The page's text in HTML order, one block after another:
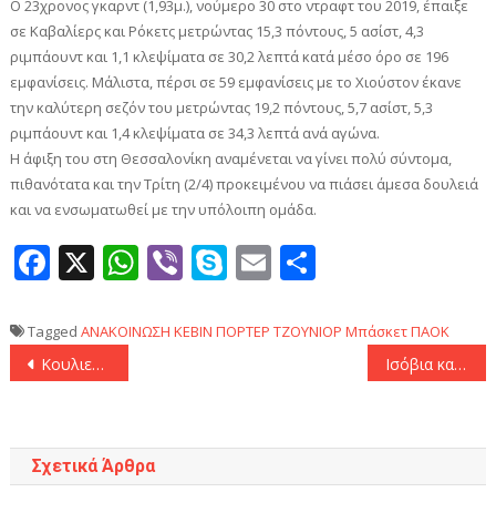
O 23χρονος γκαρντ (1,93μ.), νούμερο 30 στο ντραφτ του 2019, έπαιξε
σε Καβαλίερς και Ρόκετς μετρώντας 15,3 πόντους, 5 ασίστ, 4,3
ριμπάουντ και 1,1 κλεψίματα σε 30,2 λεπτά κατά μέσο όρο σε 196
εμφανίσεις. Μάλιστα, πέρσι σε 59 εμφανίσεις με το Χιούστον έκανε
την καλύτερη σεζόν του μετρώντας 19,2 πόντους, 5,7 ασίστ, 5,3
ριμπάουντ και 1,4 κλεψίματα σε 34,3 λεπτά ανά αγώνα.
H άφιξη του στη Θεσσαλονίκη αναμένεται να γίνει πολύ σύντομα,
πιθανότατα και την Τρίτη (2/4) προκειμένου να πιάσει άμεσα δουλειά
και να ενσωματωθεί με την υπόλοιπη ομάδα.
Facebook
X WhatsApp
ViberSkype
Email
Tagged ΑΝΑΚΟΙΝΩΣΗ ΚΕΒΙΝ ΠΟΡΤΕΡ ΤΖΟΥΝΙΟΡ ΜπάσκετΠΑΟΚ
Πλοήγηση
Κουλιεράκης: «Είμαστε ο ΠΑΟΚ και θέλουμε τον τίτλο!» Ισόβια και 41 χρόνια η ποινή του Ηλία Μίχου για τον βιασμό και τη μαστροπεία- Αποφυλακίζεται η μητέρα της 12χρονης
Σχετικά Άρθρα